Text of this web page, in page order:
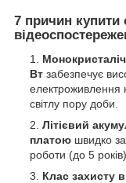
7 причин
Вт забезпечує
електроживлення
світлу пору доби.
Літієвий
платою швидко
роботи (до 5 років).
Клас захисту